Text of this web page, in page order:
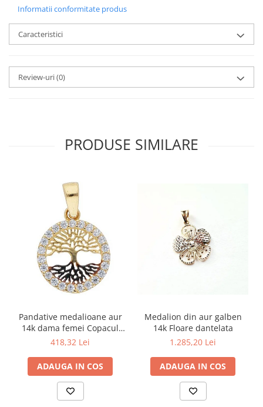
Informatii conformitate produs
Caracteristici
Review-uri(0)
PRODUSE SIMILARE
Pandative medalioane aur
14k dama femei Copacul
Vietii
418,32 Lei
ADAUGA IN COS
Medalion din aur galben
14k Floare dantelata
1.285,20 Lei
ADAUGA IN COS